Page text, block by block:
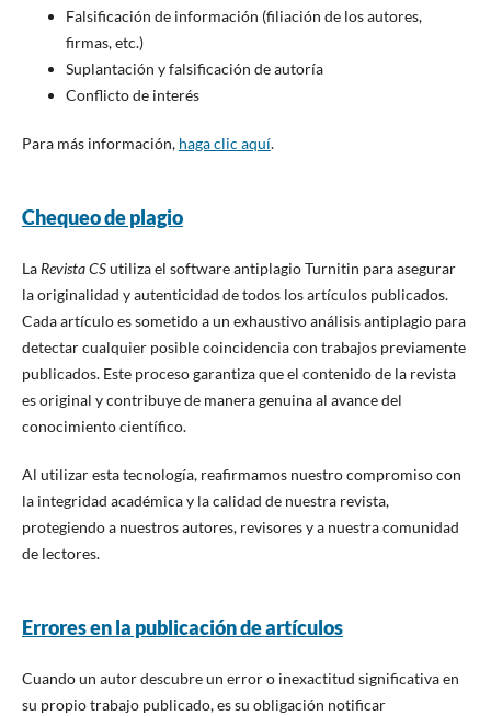
Falsificación de información (filiación de los autores,
firmas, etc.)
Suplantación y falsificación de autoría
Conflicto de interés
Para más información, haga clic aquí.
Chequeo de plagio
La Revista CSutiliza el software antiplagio Turnitin para asegurar
la originalidad y autenticidad de todos los artículos publicados.
Cada artículo es sometido a un exhaustivo análisis antiplagio para
detectar cualquier posible coincidencia con trabajos previamente
publicados. Este proceso garantiza que el contenido de la revista
es original y contribuye de manera genuina al avance del
conocimiento científico.
Al utilizar esta tecnología, reafirmamos nuestro compromiso con
la integridad académica y la calidad de nuestra revista,
protegiendo a nuestros autores, revisores y a nuestra comunidad
de lectores.
Errores en la publicación de artículos
Cuando un autor descubre un error o inexactitud significativa en
su propio trabajo publicado, es su obligación notificar